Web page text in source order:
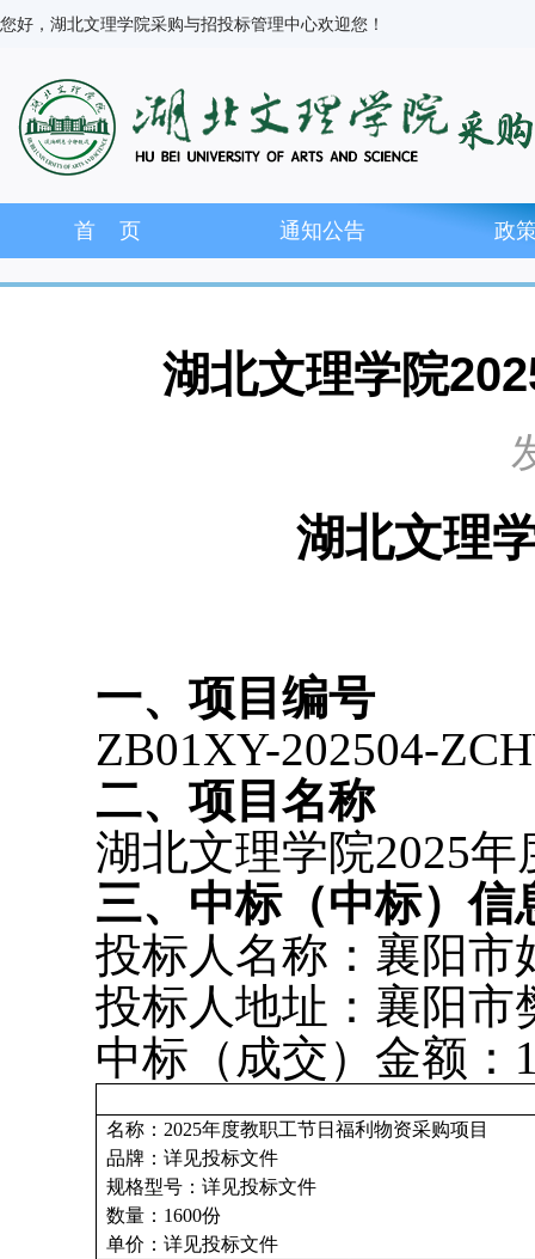
您好，湖北文理学院采购与招投标管理中心欢迎您！
首 页 通知公告 政
湖北文理学院
湖北文理
一、项目编号
ZB01XY-202504-
二、项目名称
湖北文理学院2025
三、中标（中标）信
投标人名称：襄阳市
投标人地址：襄阳市
中标（成交）金额：
名称： 2025年度教职工节日福利物资采购项目
品牌：详见投标文件
规格型号：详见投标文件
数量： 1600份
单价： 详见投标文件